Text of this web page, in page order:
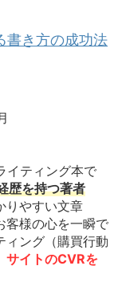
書き方の成功法
イティング本で
歴を持つ著者
りやすい文章
客様の心を一瞬で
ィング（購買行動
サイトのCVRを